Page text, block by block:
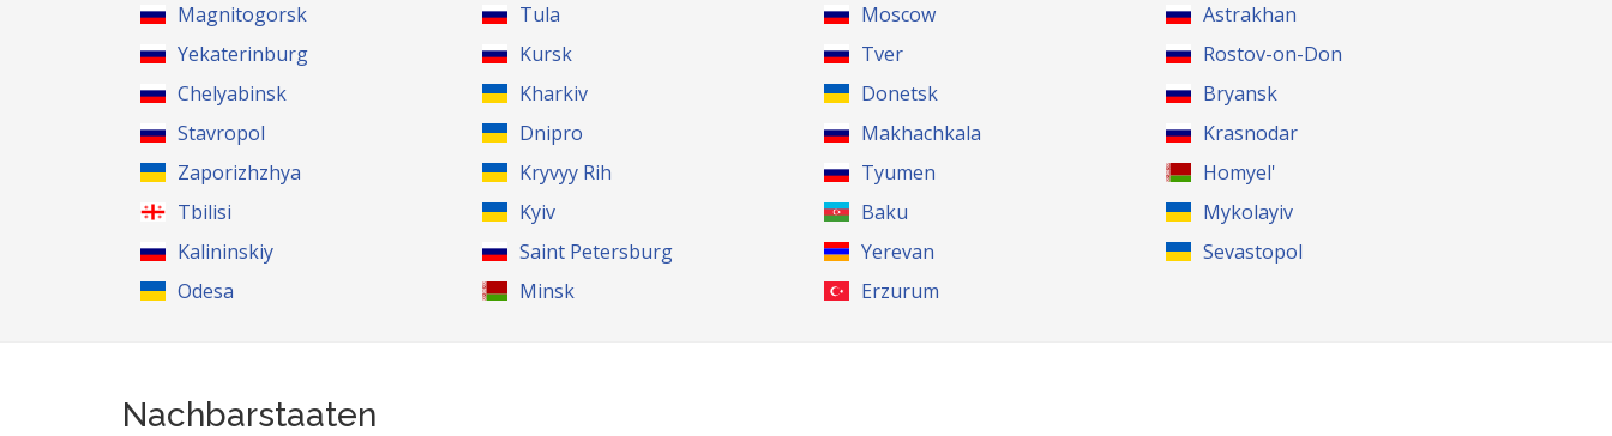
Magnitogorsk
Tula Moscow
Astrakhan
Yekaterinburg
Kursk Tver
Rostov-on-Don
Chelyabinsk
Kharkiv Donetsk
Bryansk
Stavropol
Dnipro Makhachkala
Krasnodar
Zaporizhzhya
Kryvyy Rih Tyumen
Homyel'
Tbilisi
Kyiv Baku
Mykolayiv
Kalininskiy
Saint Petersburg Yerevan
Sevastopol
Odesa
Minsk Erzurum
Nachbarstaaten